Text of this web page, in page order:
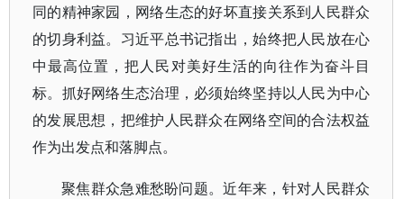
同的精神家园，网络生态的好坏直接关系到人民群众
的切身利益。习近平总书记指出，始终把人民放在心
中最高位置，把人民对美好生活的向往作为奋斗目
标。抓好网络生态治理，必须始终坚持以人民为中心
的发展思想，把维护人民群众在网络空间的合法权益
作为出发点和落脚点。
聚焦群众急难愁盼问题。近年来，针对人民群众